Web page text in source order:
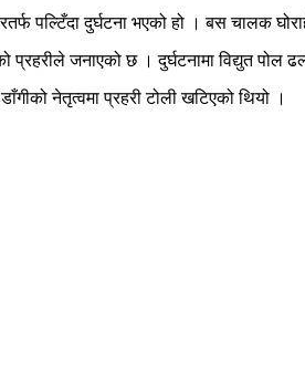
पल्टिँदा दुर्घटना भएको हो । बस चालक
जनाएको छ । दुर्घटनामा विद्युत पोल
नेतृत्वमा प्रहरी टोली खटिएको थियो ।